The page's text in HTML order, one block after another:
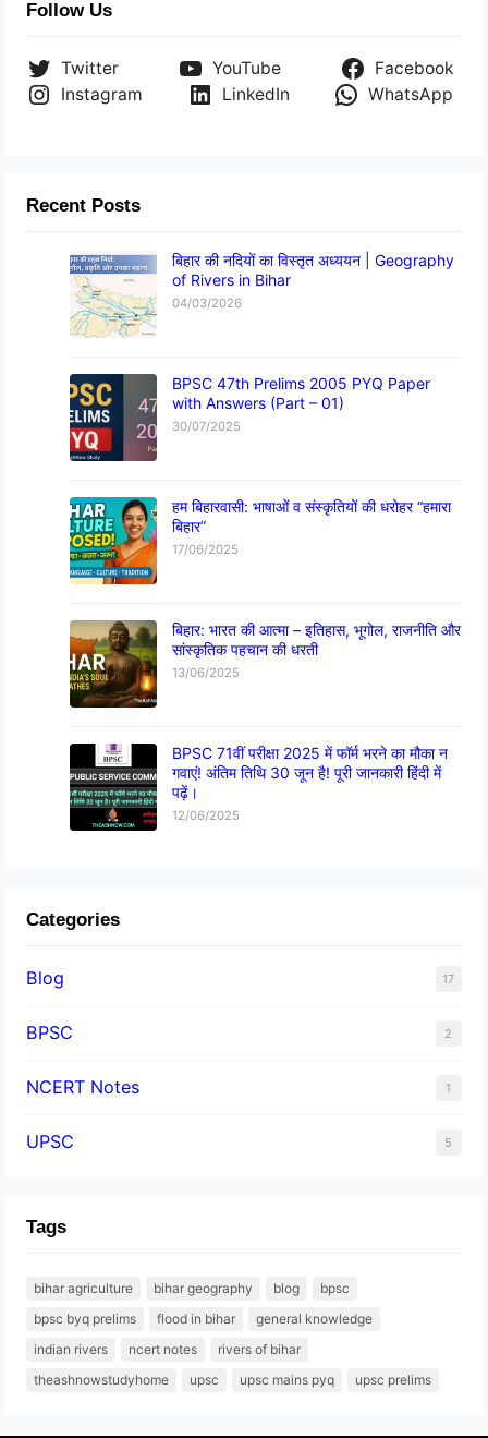
Follow Us
Twitter YouTube
Facebook
Instagram
LinkedIn WhatsApp
Recent Posts
बिहार की नदियों का विस्तृत अध्ययन | Geography
of Rivers in Bihar
04/03/2026
BPSC 47th Prelims 2005 PYQ Paper
with Answers (Part – 01)
30/07/2025
हम बिहारवासी: भाषाओं व संस्कृतियों की धरोहर “हमारा
बिहार”
17/06/2025
बिहार: भारत की आत्मा – इतिहास, भूगोल, राजनीति और
सांस्कृतिक पहचान की धरती
13/06/2025
BPSC 71वीं परीक्षा 2025 में फॉर्म भरने का मौका न
गवाएं! अंतिम तिथि 30 जून है! पूरी जानकारी हिंदी में
पढ़ें।
12/06/2025
Categories
Blog 17
BPSC 2
NCERT Notes 1
UPSC 5
Tags
bihar agriculture bihar geography blog
bpsc
bpsc byq prelims
flood in bihar
general knowledge
indian rivers
ncert notes
rivers of bihar
theashnowstudyhome
upsc upsc mains pyq upsc prelims